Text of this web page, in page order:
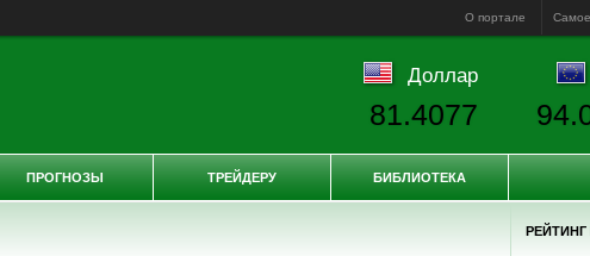
О портале
Доллар
81.4077
ПРОГНОЗЫ ТРЕЙДЕРУ БИБЛИОТЕКА